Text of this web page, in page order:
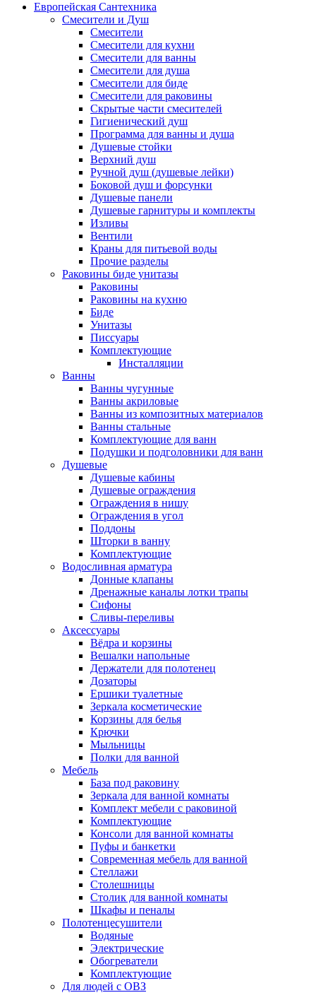
Европейская Сантехника
Смесители и Душ
Смесители
Смесители для кухни
Смесители для ванны
Смесители для душа
Смесители для биде
Смесители для раковины
Скрытые части смесителей
Гигиенический душ
Программа для ванны и душа
Душевые стойки
Верхний душ
Ручной душ (душевые лейки)
Боковой душ и форсунки
Душевые панели
Душевые гарнитуры и комплекты
Изливы
Вентили
Краны для питьевой воды
Прочие разделы
Раковины биде унитазы
Раковины
Раковины на кухню
Биде
Унитазы
Писсуары
Комплектующие
Инсталляции
Ванны
Ванны чугунные
Ванны акриловые
Ванны из композитных материалов
Ванны стальные
Комплектующие для ванн
Подушки и подголовники для ванн
Душевые
Душевые кабины
Душевые ограждения
Ограждения в нишу
Ограждения в угол
Поддоны
Шторки в ванну
Комплектующие
Водосливная арматура
Донные клапаны
Дренажные каналы лотки трапы
Сифоны
Сливы-переливы
Аксессуары
Вёдра и корзины
Вешалки напольные
Держатели для полотенец
Дозаторы
Ершики туалетные
Зеркала косметические
Корзины для белья
Крючки
Мыльницы
Полки для ванной
Мебель
База под раковину
Зеркала для ванной комнаты
Комплект мебели с раковиной
Комплектующие
Консоли для ванной комнаты
Пуфы и банкетки
Современная мебель для ванной
Стеллажи
Столешницы
Столик для ванной комнаты
Шкафы и пеналы
Полотенцесушители
Водяные
Электрические
Обогреватели
Комплектующие
Для людей с ОВЗ